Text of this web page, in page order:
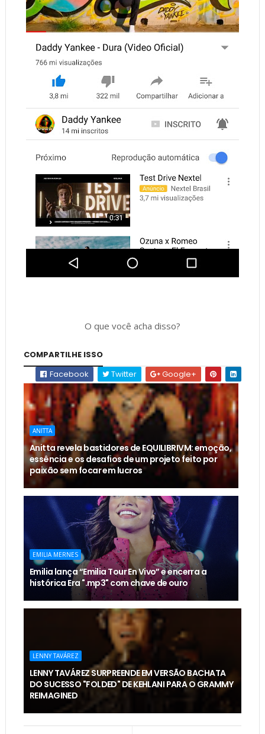
O que você acha disso?
COMPARTILHE ISSO
Facebook
Twitter Google+
ANITTA
Anitta revela bastidores de EQUILIBRIVM: emoção,
essência e os desafios de um projeto feito por
paixão sem focar em lucros
EMILIA MERNES
Emilia lança “Emilia Tour En Vivo” e encerra a
histórica Era ".mp3" com chave de ouro
LENNY TAVÁREZ
LENNY TAVÁREZ SURPREENDE EM VERSÃO BACHATA
DO SUCESSO "FOLDED" DE KEHLANI PARA O GRAMMY
REIMAGINED